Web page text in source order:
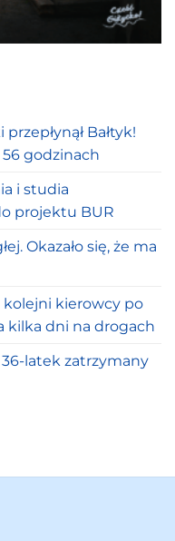
Bałtyk!
godzinach
i studia
projektu BUR
Okazało się, że ma
kierowcy po
kilka dni na drogach
latek zatrzymany